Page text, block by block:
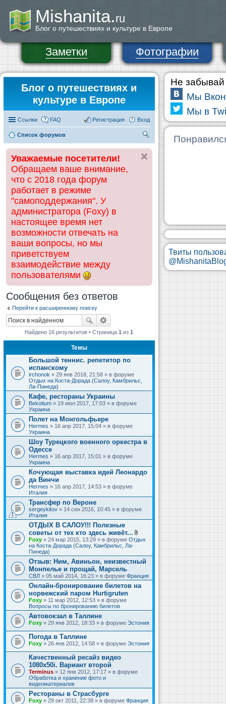
Mishanita.ru
Блог о путешествиях и культуре в Европе
Заметки Фотографии
Блог о путешествиях и
культуре в Европе
Ссылки FAQ Вход
Регистрация
Список форумов
ск
Уважаемые посетители!
Обращаем ваше внимание,
что с 2018 года форум
работает в режиме
"самоподдержания". У
администратора (Foxy) в
настоящее время нет
возможности отвечать на
ваши вопросы, но мы
приветствуем
взаимодействие между
пользователями
Сообщения без ответов
Перейти к расширенному поиску
Найдено 16 результатов • Страница1 из1
Темы
Большой теннис. репетитор по
испанскому
irchonok » 29 янв 2018, 21:58 » в форуме
Отдых на Коста-Дорада (Салоу, Камбрильс,
Ла-Пинеда)
Кафе, рестораны Украины
Bekotium » 19 июл 2017, 17:03 » в форуме
Украина
Полет на Монгольфьере
Hermes » 16 апр 2017, 15:04 » в форуме
Украина
Шоу Турецкого военного оркестра в
Одессе
Hermes » 16 апр 2017, 15:01 » в форуме
Украина
Кочующая выставка идей Леонардо
да Винчи
Hermes » 16 апр 2017, 14:53 » в форуме
Италия
Трансфер по Вероне
sergeykitov » 14 сен 2016, 10:45 » в форуме
Италия
ОТДЫХ В САЛОУ!!! Полезные
советы от тех кто здесь живёт...
В
л
ж
е
и
я
Foxy » 24 мар 2015, 13:29 » в форуме Отдых
на Коста-Дорада (Салоу, Камбрильс, Ла-
Пинеда)
Отзыв: Ним, Авиньон, неизвестный
Монпелье и прощай, Марсель
СВЛ » 05 май 2014, 16:23 » в форуме Франция
Онлайн-бронирование билетов на
норвежский паром Hurtigruten
Foxy » 11 мар 2012, 12:53 » в форуме
Вопросы по бронированию билетов
Автовокзал в Таллине
Foxy » 29 янв 2012, 18:33 » в форуме Эстония
Погода в Таллине
Foxy » 26 янв 2012, 14:58 » в форуме Эстония
Качественный ресайз видео
1080x50i. Вариант второй
Terminus » 12 янв 2012, 17:17 » в форуме
Обработка и хранение фото и
видеоматериалов
Рестораны в Страсбурге
Foxy » 29 окт 2011, 22:38 » в форуме Франция
Не забывай
Мы
Мы в
Твиты